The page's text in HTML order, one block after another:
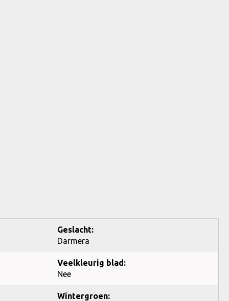
Geslacht:
Darmera
Veelkleurig blad:
Nee
Wintergroen: